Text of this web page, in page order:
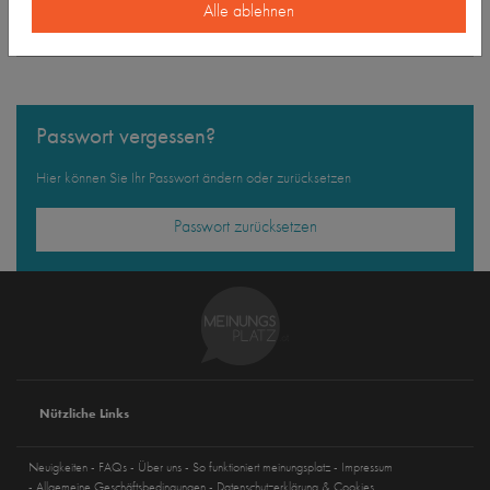
Passwort vergessen?
Hier können Sie Ihr Passwort ändern oder zurücksetzen
Passwort zurücksetzen
Nützliche Links
Neuigkeiten FAQs Über uns So funktioniert meinungsplatz
Impressum
Alle ablehnen